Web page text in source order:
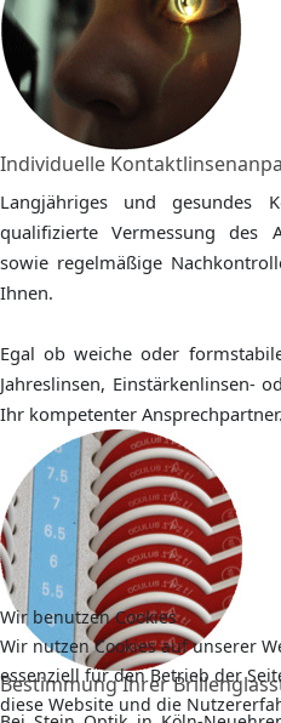
Individuelle
Langjähriges und gesundes
qualifizierte Vermessung des
sowie regelmäßige
Ihnen.
Egal ob weiche oder
Jahreslinsen, Einstärkenlinsen-
Ihr kompetenter Ansprechpartner.
Bestimmung Ihrer
Wir benutzen Cookies
Wir nutzen Cookies auf unserer
essenziell für den Betrieb der
diese Website und die